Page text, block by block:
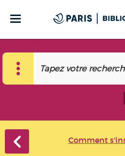
Comment